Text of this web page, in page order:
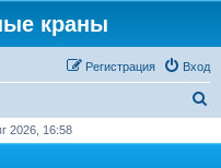
краны
Вход
Регистрация
2026, 16:58